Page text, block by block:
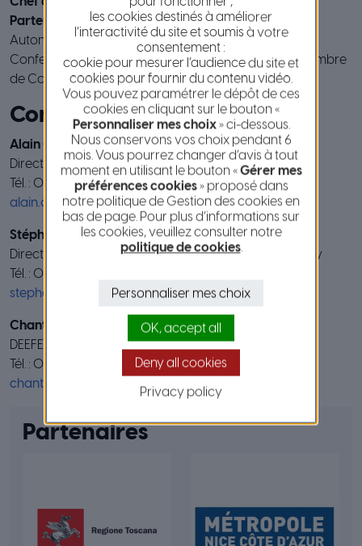
Partenaires :
Métropole Nice Côte d’Azur, Région
Autonome de la Sardaigne, Région Ligurie, CAT
Confesercenti Pisa, Fondation Système Toscane, Chambre
de Commerce et d’Industrie Régionale PACA
Contacts
Alain CHATEAU
Direction de l’innovation et de la Ville intelligente
Tél. : 04 89 98 12 38
alain.chateau@nicecotedazur.org
Stéphane ROUX
Direction des Systèmes Numériques et de la Smart City
Tél. : 04 97 13 36 10
stephane.roux@nicecotedazur.org
Chantal TOSO
DEEFE – Service Coopération Transfrontalière
Tél. : 04 89 98 10 33
chantal.toso@nicecotedazur.org
Partenaires
les cookies destinés à améliorer
l’interactivité du site et soumis à votre
consentement :
cookie pour mesurer l’audience du site et
cookies pour fournir du contenu vidéo.
Vous pouvez paramétrer le dépôt de ces
cookies en cliquant sur le bouton «
Personnaliser mes choix» ci-dessous.
Nous conservons vos choix pendant 6
mois. Vous pourrez changer d’avis à tout
moment en utilisant le bouton «Gérer mes
préférences cookies» proposé dans
notre politique de Gestion des cookies en
bas de page. Pour plus d’informations sur
les cookies, veuillez consulter notre
politique de cookies.
Personnaliser mes choix
OK, accept all
Deny all cookies
Privacy policy